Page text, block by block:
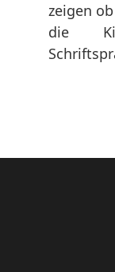
zeigen ob
die